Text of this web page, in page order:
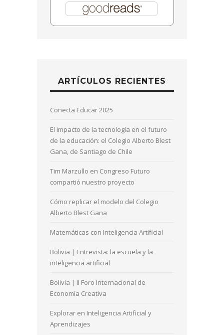
ARTÍCULOS RECIENTES
Conecta Educar 2025
El impacto de la tecnología en el futuro
de la educación: el Colegio Alberto Blest
Gana, de Santiago de Chile
Tim Marzullo en Congreso Futuro
compartió nuestro proyecto
Cómo replicar el modelo del Colegio
Alberto Blest Gana
Matemáticas con Inteligencia Artificial
Bolivia | Entrevista: la escuela y la
inteligencia artificial
Bolivia | II Foro Internacional de
Economía Creativa
Explorar en Inteligencia Artificial y
Aprendizajes